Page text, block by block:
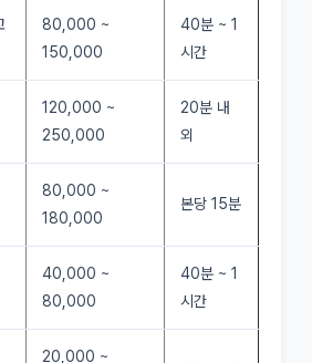
80,000 ~
150,000
40분 ~ 1
시간
120,000 ~
250,000
20분 내
외
80,000 ~
180,000
본당 15분
40,000 ~
80,000
40분 ~ 1
시간
20,000 ~